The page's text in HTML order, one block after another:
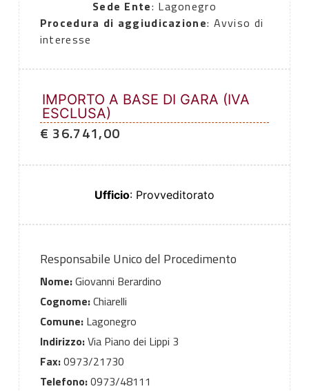
Sede Ente: Lagonegro
Procedura di aggiudicazione: Avviso di
interesse
IMPORTO A BASE DI GARA (IVA
ESCLUSA)
€ 36.741,00
Ufficio: Provveditorato
Responsabile Unico del Procedimento
Nome:Giovanni Berardino
Cognome:Chiarelli
Comune:Lagonegro
Indirizzo:Via Piano dei Lippi 3
Fax:0973/21730
Telefono:0973/48111